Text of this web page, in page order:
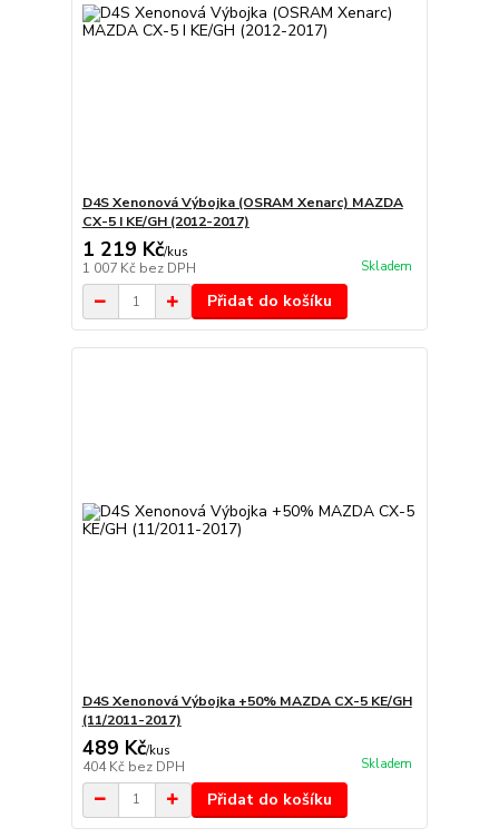
D4S Xenonová Výbojka (OSRAM Xenarc) MAZDA
CX-5 I KE/GH (2012-2017)
1 219 Kč/kus
1 007 Kč bez DPH Skladem
Přidat do košíku
D4S Xenonová Výbojka +50% MAZDA CX-5 KE/GH
(11/2011-2017)
489 Kč/kus
404 Kč bez DPH Skladem
Přidat do košíku